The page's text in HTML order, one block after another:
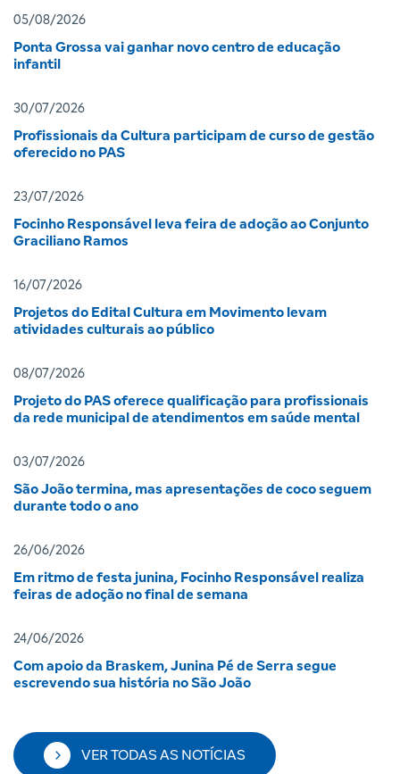
05/08/2026
Ponta Grossa vai ganhar novo centro de educação
infantil
30/07/2026
Profissionais da Cultura participam de curso de gestão
oferecido no PAS
23/07/2026
Focinho Responsável leva feira de adoção ao Conjunto
Graciliano Ramos
16/07/2026
Projetos do Edital Cultura em Movimento levam
atividades culturais ao público
08/07/2026
Projeto do PAS oferece qualificação para profissionais
da rede municipal de atendimentos em saúde mental
03/07/2026
São João termina, mas apresentações de coco seguem
durante todo o ano
26/06/2026
Em ritmo de festa junina, Focinho Responsável realiza
feiras de adoção no final de semana
24/06/2026
Com apoio da Braskem, Junina Pé de Serra segue
escrevendo sua história no São João
VER TODAS AS NOTÍCIAS